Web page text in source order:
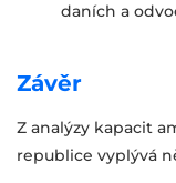
daních a
Závěr
Z analýzy kapacit
republice vyplývá